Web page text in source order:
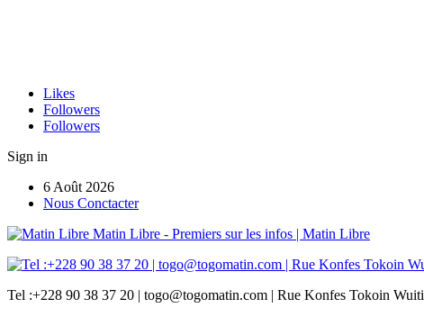
Likes
Followers
Followers
Sign in
6 Août 2026
Nous Conctacter
Matin Libre - Premiers sur les infos | Matin Libre
Tel :+228 90 38 37 20 | togo@togomatin.com | Rue Konfes Tokoin Wuiti